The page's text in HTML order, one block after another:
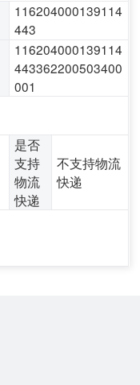
116204000139114
443
116204000139114
443362200503400
001
是否
支持
物流
快递
不支持物流
快递